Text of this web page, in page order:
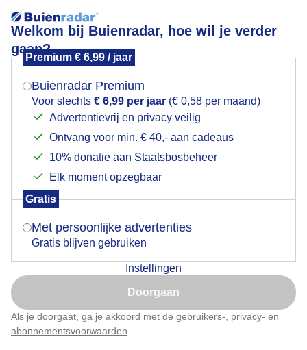
Welkom bij Buienradar, hoe wil je verder
gaan?
Premium € 6,99 / jaar
Buienradar Premium
Voor slechts € 6,99 per jaar (€ 0,58 per maand)
Advertentievrij en privacy veilig
Ontvang voor min. € 40,- aan cadeaus
10% donatie aan Staatsbosbeheer
Elk moment opzegbaar
Gratis
Met persoonlijke advertenties
Gratis blijven gebruiken
Instellingen
Doorgaan
Als je doorgaat, ga je akkoord met de gebruikers- privacy- en
abonnementsvoorwaarden
Weer foto
Door: Marjan den Boer Gemaakt: 18-06-2026, 7x bekeken
Mogen we je locatie gebruiken voor het
Indien je hier nog geen akkoord op hebt gegeven,
verschijnt er zo een pop-up uit je browser waarin
Is goed, toon de popup
Nu niet, misschien later
Klik hierom dit aan te passen